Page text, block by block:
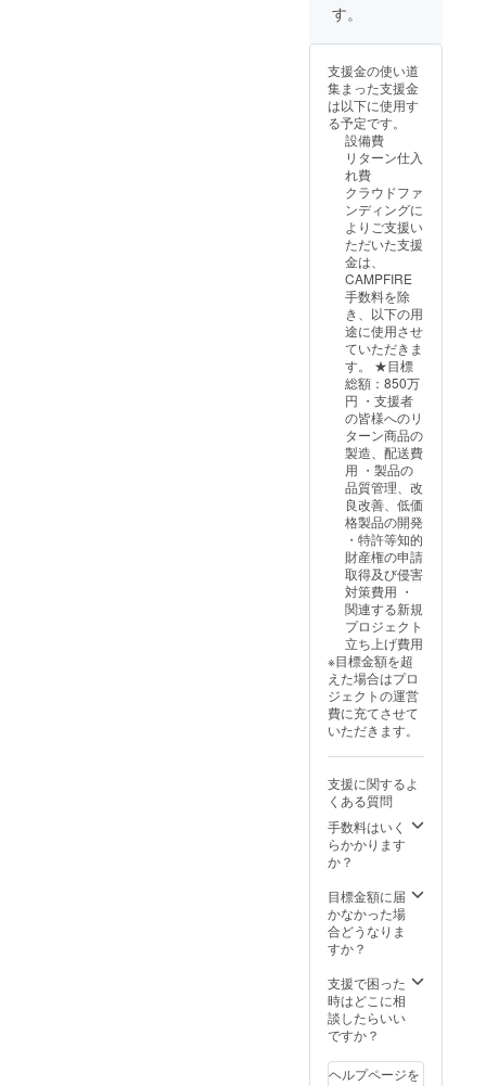
応しく
判断し
た場合
は、掲
載をお
断りす
る場合
いま
す。予
めご了
承くだ
※リター
ン商品
の製作
には万
全を期
して取
り組み
ます
が、ハ
ンドメ
イドの
ため接
合部や
表面に
若干の
変形や
小傷な
どが生
じるこ
とがあ
りま
す。何
とぞご
了承い
ただけ
ますよ
うお願
いいた
す。
名前 or
ネーム
※商品の
発送は
日本国
内に限
らせて
きま
す。 ※
お名前
or ニッ
ムで
あって
も公序
良俗に
反する
など当
方が相
応しく
ないと
判断し
た場合
は、掲
載をお
断りす
る場合
がござ
いま
す。予
めご了
承くだ
さい。
※リター
ン商品
の製作
には万
全を期
して取
り組み
が、ハ
ンドメ
イドの
ため接
合部や
若干の
変形や
小傷な
どが生
とがあ
りま
す。何
とぞご
ただけ
★H2Ox
ビュー
記念ス
テッ
カー(大)
・サイ
ズ：
H210m
m ◎備
考欄に
以下の
をお願
いしま
す。 ・
告知
ページ
に掲載
するお
名前 or
ニック
ネーム
※商品の
発送は
日本国
内に限
らせて
いただ
きま
す。 ※
お名前
or ニッ
クネー
ムで
あって
も公序
良俗に
反する
など当
方が相
ないと
判断し
た場合
は、掲
載をお
る場合
がござ
いま
す。予
承くだ
さい。
※リター
ン商品
には万
を掲載
す。 ・
掲載期
間：
H2Ox零
デ
ビュー
ページ
が存続
する限
り掲載
方法：
文字の
み／サ
イズ：
小／
2025年
09月〜
★H2Ox
デ
ビュー
記念ス
テッ
カー(大)
・サイ
ズ：
W150×
H210m
m ◎備
考欄に
以下の
ご記入
をお願
いしま
す。 ・
告知
ページ
に掲載
するお
ニック
ネーム
※商品の
発送は
日本国
らせて
いただ
きま
す。 ※
or ニッ
クネー
ムで
あって
良俗に
商品の
に表記
されま
す。商
品開封
前には
必ずお
リター
ンに貼
付され
たラベ
意書き
をご確
認くだ
さい。
★試作
アタッ
チメン
ト：2個
(AT-3,
AT-4)
★H2Ox
零デ
ビュー
告知
ページ
に支援
者様の
お名前
を掲載
しま
す。 ・
掲載期
間：
H2Ox零
デ
ビュー
告知
ページ
する限
り掲載
・掲載
方法：
文字の
イズ：
中／
2025年
09月〜
デ
ビュー
記念ス
テッ
・サイ
す。 ★
「
Brewm
an
Tokyo X
零スペ
シャル
称 ：
コー
ヒー豆
・内容
100g ×2
※原材料
及び添
加物等
の食品
表示は
お届け
商品の
ラベル
に表記
されま
す。商
品開封
前には
必ずお
届けの
リター
ンに貼
付され
たラベ
ルや注
意書き
をご確
認くだ
さい。
★試作
アタッ
チメン
(AT-3,
AT-4)
★H2Ox
零デ
ビュー
ページ
に支援
者様の
お名前
しま
す。 ・
掲載期
間：
デ
レー
刻によ
る名入
れ(アル
ファ
ベット)
各1名
ベース
×2 ・サ
イズ：
W120×
H2mm
※画像は
イラス
トで
す。実
物はヘ
アライ
ンのス
テンレ
スにな
りま
す。 ★
珈琲豆
「
Brewm
an
Tokyo X
零スペ
シャル
」 ・名
称 ：
コー
ヒー豆
・内容
量：
100g(2
袋) ×2 ※
原材料
加物等
の食品
表示は
お届け
商品の
に表記
されま
す。商
品開封
必ずお
届けの
リター
ンに貼
たラベ
プ(オー
仕様) ・
数
量
：3点
・サイ
ズ ：
D104×
H72mm
・重
量
200g ・
アタッ
チメン
ト：2個
(AT-1,
AT-2)
×3 ★
レー
ザー彫
刻によ
る名入
れ(アル
ファ
ベット)
各1名
×3 ★
ベース
×3 ・サ
イズ：
W120×
D120×
H2mm
※画像は
イラス
トで
す。実
物はヘ
アライ
テンレ
スにな
りま
す。 ★
珈琲豆
Brewm
an
Tokyo X
零スペ
」 ・名
称 ：
コー
ヒー豆
量：
す。
支援金の使い道
集まった支援金
は以下に使用す
る予定です。
設備費
リターン仕入
れ費
クラウドファ
ンディングに
よりご支援い
ただいた支援
金は、
CAMPFIRE
手数料を除
き、以下の用
途に使用させ
ていただきま
す。 ★目標
総額：850万
円 ・支援者
の皆様へのリ
ターン商品の
製造、配送費
用 ・製品の
品質管理、改
良改善、低価
格製品の開発
・特許等知的
財産権の申請
取得及び侵害
対策費用 ・
関連する新規
プロジェクト
立ち上げ費用
※目標金額を超
えた場合はプロ
ジェクトの運営
費に充てさせて
いただきます。
支援に関するよ
くある質問
手数料はいく
らかかります
か？
目標金額に届
かなかった場
合どうなりま
すか？
支援で困った
時はどこに相
談したらいい
ですか？
ヘルプページを